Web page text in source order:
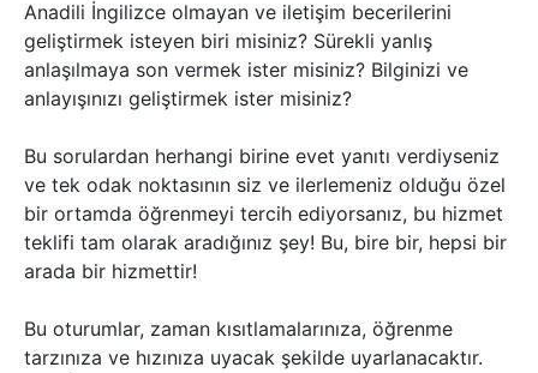
Anadili İngilizce olmayan ve iletişim becerilerini
geliştirmek isteyen biri misiniz? Sürekli yanlış
anlaşılmaya son vermek ister misiniz? Bilginizi ve
anlayışınızı geliştirmek ister misiniz?
Bu sorulardan herhangi birine evet yanıtı verdiyseniz
ve tek odak noktasının siz ve ilerlemeniz olduğu özel
bir ortamda öğrenmeyi tercih ediyorsanız, bu hizmet
teklifi tam olarak aradığınız şey! Bu, bire bir, hepsi bir
arada bir hizmettir!
Bu oturumlar, zaman kısıtlamalarınıza, öğrenme
tarzınıza ve hızınıza uyacak şekilde uyarlanacaktır.